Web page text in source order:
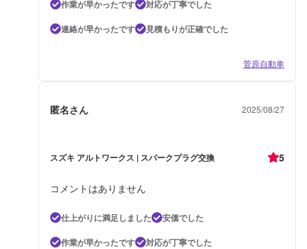
作業が早かったです
対応が丁寧でした
連絡が早かったです
見積もりが正確でした
菅原自動車
匿名さん 2025/08/27
スズキ アルトワークス | スパークプラグ交換 5
コメントはありません
仕上がりに満足しました
安価でした
作業が早かったです
対応が丁寧でした